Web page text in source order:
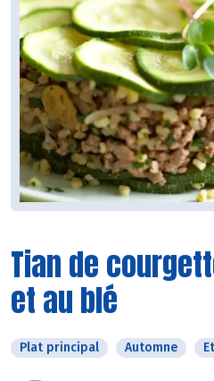
Tian de
et au blé
Plat principal Automne